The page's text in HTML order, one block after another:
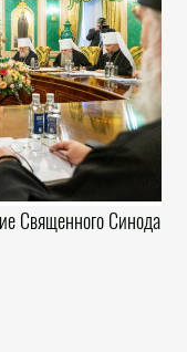
Священного Синода